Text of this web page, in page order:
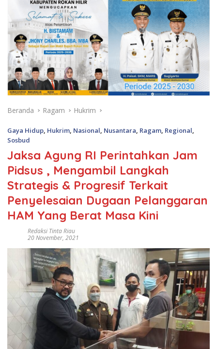
Beranda Ragam Hukrim
Gaya Hidup Hukrim Nasional Nusantara Ragam Regional
Sosbud
Jaksa Agung RI Perintahkan Jam
Pidsus , Mengambil Langkah
Strategis & Progresif Terkait
Penyelesaian Dugaan Pelanggaran
HAM Yang Berat Masa Kini
Redaksi Tinta Riau
20 November, 2021